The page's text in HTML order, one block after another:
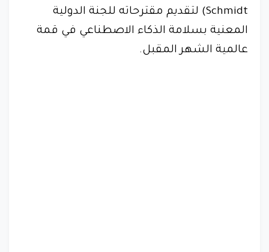
Schmidt) لتقديم مقترحاته للجنة الدولية
المعنية بسلامة الذكاء الاصطناعي في قمة
عالمية الشهر المقبل.